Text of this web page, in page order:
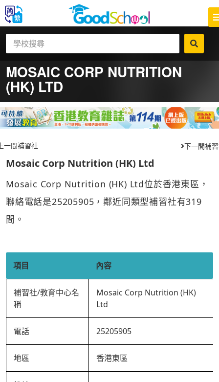
MOSAIC CORP NUTRITION
(HK) LTD
一間補習社 下一間補
Mosaic Corp Nutrition (HK) Ltd
Mosaic Corp Nutrition (HK) Ltd位於香港東區，
聯絡電話是25205905，鄰近同類型補習社有319
間。
項目 內容
補習社/教育中心名
稱
Mosaic Corp Nutrition (HK)
Ltd
電話 25205905
地區 香港東區